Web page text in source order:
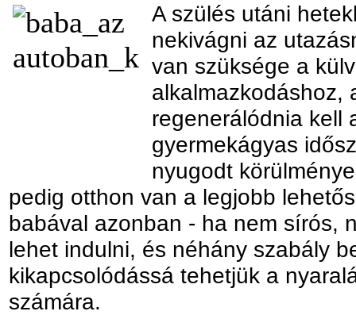
A szülés utáni
nekivágni az
van szüksége a
alkalmazkodáshoz,
regenerálódnia kell
gyermekágyas
nyugodt
pedig otthon van a legjobb
babával azonban - ha nem sírós,
lehet indulni, és néhány szabály
kikapcsolódássá tehetjük a
számára.